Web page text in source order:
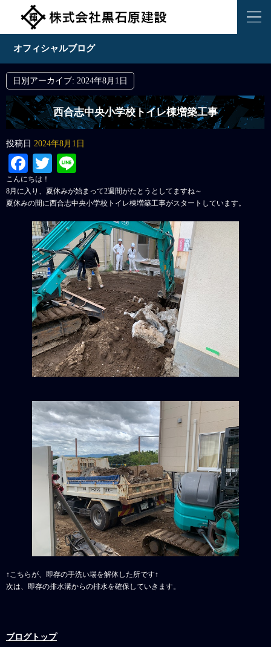
オフィシャルブログ
日別アーカイブ: 2024年8月1日
西合志中央小学校トイレ棟増築工事
投稿日 2024年8月1日
Facebook
Twitter
こんにちは！
8月に入り、夏休みが始まって2週間がたとうとしてますね～
夏休みの間に西合志中央小学校トイレ棟増築工事がスタートしています。
↑こちらが、即存の手洗い場を解体した所です↑
次は、即存の排水溝からの排水を確保していきます。
ブログトップ